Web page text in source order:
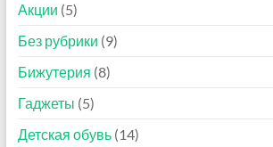
Акции (5)
Без рубрики (9)
Бижутерия (8)
Гаджеты (5)
Детская обувь(14)